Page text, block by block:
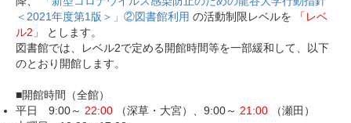
＜2021年度第1版＞」②図書館利用 の活動制限レベルを
「レベ
ル2」
とします。
図書館では、レベル2で定める開館時間等を一部緩和して、以下
のとおり開館します。
■開館時間（全館）
平日 9:00～ 22:00 （深草・大宮）、9:00～ 21:00
（瀬田）